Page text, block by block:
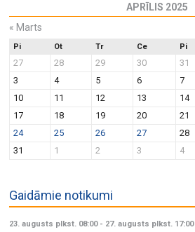
w
s
N
a
v
g
a
o
n
a
t
o
n
APRĪLIS 2025
« Marts
Pi Ot Tr Ce Pi
27 28 29 30 31
3
4 5 6 7
10
11 12 13 14
17
18 19 20 21
24
25 26 27 28
31
1 2 3 4
Gaidāmie notikumi
23. augusts plkst. 08:00- 27. augusts plkst. 17:00